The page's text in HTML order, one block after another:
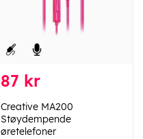
87 kr
Creative MA200
Støydempende
øretelefoner